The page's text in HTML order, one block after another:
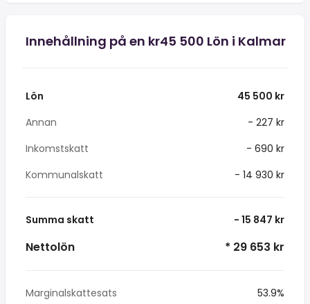
Innehållning på en kr45 500 Lön i Kalmar
Lön
45 500 kr
Annan
- 227 kr
Inkomstskatt
- 690 kr
Kommunalskatt
- 14 930 kr
Summa skatt - 15 847 kr
Nettolön * 29 653 kr
Marginalskattesats
53.9%